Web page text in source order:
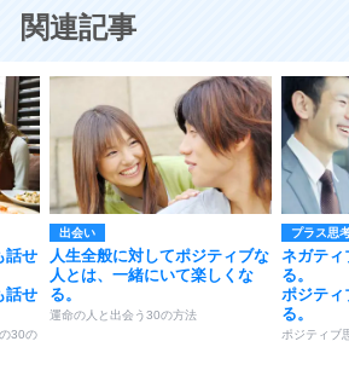
関連記事
話せ
話せ
30の
出会い
人生全般に対してポジティブな
人とは、一緒にいて楽しくな
る。
運命の人と出会う30の方法
プラス思
ネガティ
る。
ポジティ
る。
ポジティブ